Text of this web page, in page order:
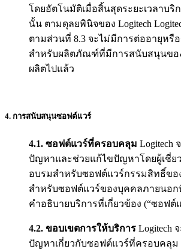
โดยอัตโนมัติเมื่อสิ้นสุดระยะเวลาบริ
นั้น ตามดุลยพินิจของ Logitech
ตามส่วนที่ 8.3 จะไม่มีการต่ออายุหรื
สำหรับผลิตภัณฑ์ที่มีการสนับสนุนของ
ผลิตไปแล้ว
4. การสนับสนุนซอฟต์แวร์
4.1. ซอฟต์แวร์ที่ครอบคลุม Logitech
ปัญหาและช่วยแก้ไขปัญหาโดยผู้เชี่ย
อบรมสำหรับซอฟต์แวร์กรรมสิทธิ์ของ
สำหรับซอฟต์แวร์ของบุคคลภายนอก
คำอธิบายบริการที่เกี่ยวข้อง (“ซอฟ
4.2. ขอบเขตการให้บริการ Logitech
ปัญหาเกี่ยวกับซอฟต์แวร์ที่ครอบคลุม